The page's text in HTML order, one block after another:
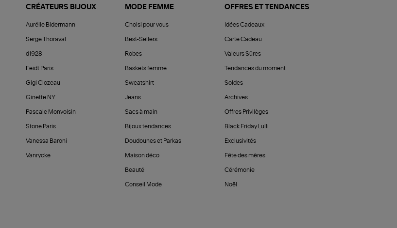
CRÉATEURS BIJOUX
Aurélie Bidermann
Serge Thoraval
d1928
Feidt Paris
Gigi Clozeau
Ginette NY
Pascale Monvoisin
Stone Paris
Vanessa Baroni
Vanrycke
MODE FEMME
Choisi pour vous
Best-Sellers
Robes
Baskets femme
Sweatshirt
Jeans
Sacs à main
Bijoux tendances
Doudounes et Parkas
Maison déco
Beauté
Conseil Mode
OFFRES ET TENDANCES
Idées Cadeaux
Carte Cadeau
Valeurs Sûres
Tendances du moment
Soldes
Archives
Offres Privilèges
Black Friday Lulli
Exclusivités
Fête des mères
Cérémonie
Noël